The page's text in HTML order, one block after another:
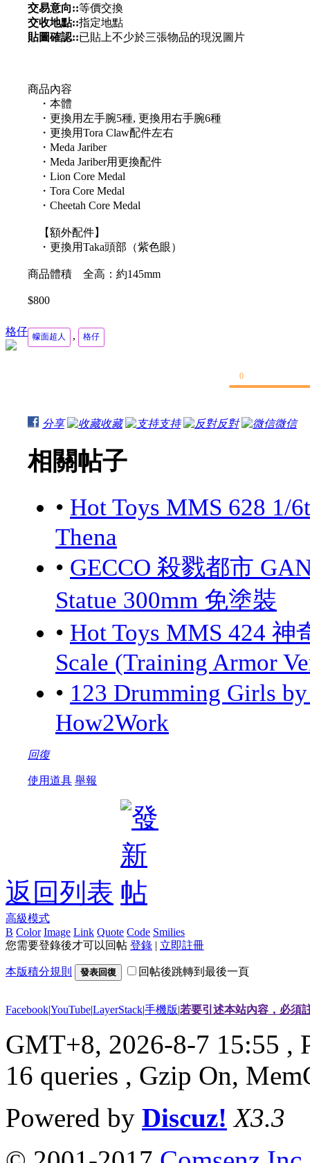
格仔
交易意向::等價交換
交收地點::指定地點
貼圖確認::已貼上不少於三張物品的現況圖片
商品內容
・本體
・更換用左手腕5種, 更換用右手腕6種
・更換用Tora Claw配件左右
・Meda Jariber
・Meda Jariber用更換配件
・Lion Core Medal
・Tora Core Medal
・Cheetah Core Medal
【額外配件】
・更換用Taka頭部（紫色眼）
商品體積 全高：約145mm
$800
幪面超人 , 格仔
0
分享 收藏 支持 反對 微信
相關帖子
• Hot Toys MMS 628 1/
Thena
• GECCO 殺戮都市
Statue 300mm 免塗裝
• Hot Toys MMS 424 神
Scale (Training Armor
• 123 Drumming Girls
How2Work
回復
使用道具 舉報
返回列表
高級模式
B Color Image Link Quote Code Smilies
您需要登錄後才可以回帖 登錄 | 立即註冊
本版積分規則 發表回復 回帖後跳轉到最後一頁
Facebook|YouTube|LayerStack|手機版|若要引述本站內容，必須
GMT+8, 2026-8-7 15:55 ,
16 queries , Gzip On,
Powered by Discuz! X3.3